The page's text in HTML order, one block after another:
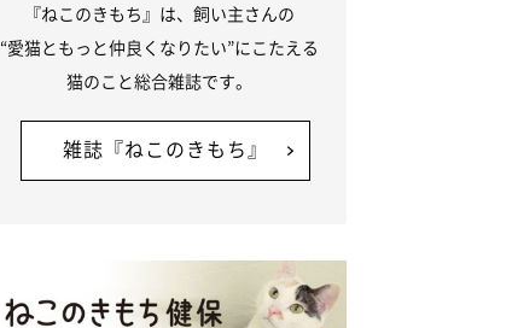
『ねこのきもち』は、飼い主さんの
“愛猫ともっと仲良くなりたい”にこたえる
猫のこと総合雑誌です。
雑誌『ねこのきもち』